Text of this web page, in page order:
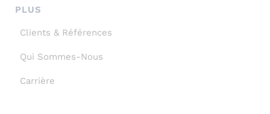
PLUS
Clients & Références
Qui Sommes-Nous
Carrière